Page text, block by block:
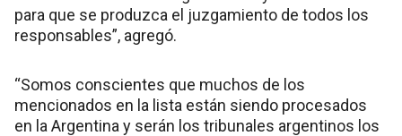
para que se produzca el juzgamiento de todos los
responsables”, agregó.
“Somos conscientes que muchos de los
mencionados en la lista están siendo procesados
en la Argentina y serán los tribunales argentinos los